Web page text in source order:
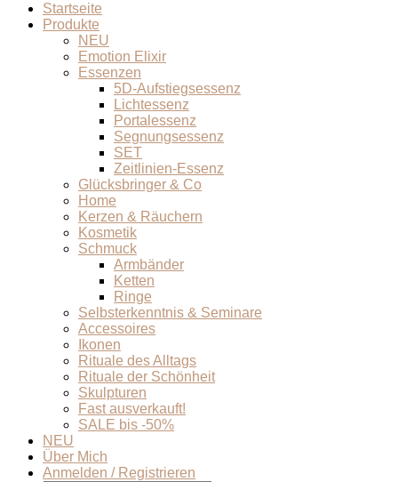
Startseite
Produkte
NEU
Emotion Elixir
Essenzen
5D-Aufstiegsessenz
Lichtessenz
Portalessenz
Segnungsessenz
SET
Zeitlinien-Essenz
Glücksbringer & Co
Home
Kerzen & Räuchern
Kosmetik
Schmuck
Armbänder
Ketten
Ringe
Selbsterkenntnis & Seminare
Accessoires
Ikonen
Rituale des Alltags
Rituale der Schönheit
Skulpturen
Fast ausverkauft!
SALE bis -50%
NEU
Über Mich
Anmelden / Registrieren